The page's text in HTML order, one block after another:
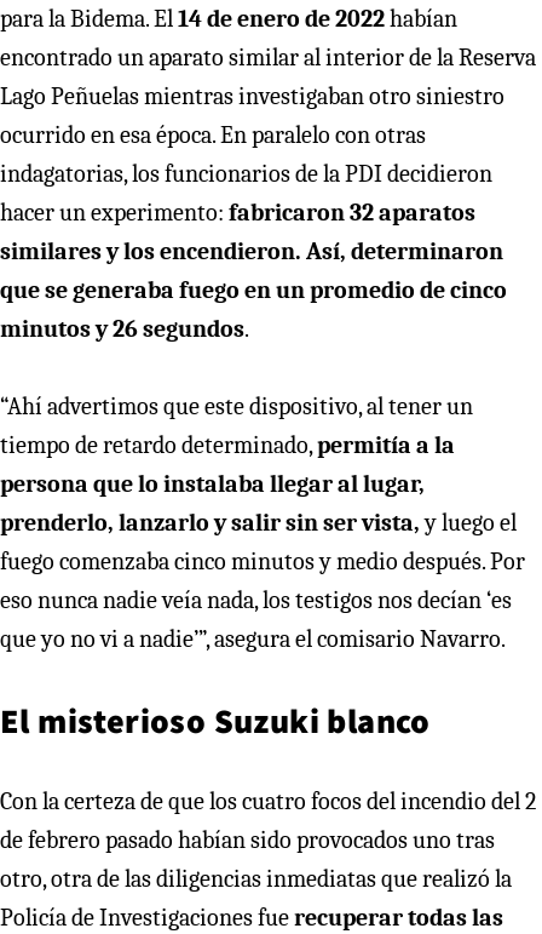
para la Bidema. El14 de enero de 2022habían
encontrado un aparato similar al interior de la Reserva
Lago Peñuelas mientras investigaban otro siniestro
ocurrido en esa época. En paralelo con otras
indagatorias, los funcionarios de la PDI decidieron
hacer un experimento: fabricaron 32 aparatos
similares y los encendieron. Así, determinaron
que se generaba fuego en un promedio de cinco
minutos y 26 segundos.
“Ahí advertimos que este dispositivo, al tener un
tiempo de retardo determinado,permitía a la
persona que lo instalaba llegar al lugar,
prenderlo, lanzarlo y salir sin ser vista,y luego el
fuego comenzaba cinco minutos y medio después. Por
eso nunca nadie veía nada, los testigos nos decían ‘es
que yo no vi a nadie’”, asegura el comisario Navarro.
El misterioso Suzuki blanco
Con la certeza de que los cuatro focos del incendio del 2
de febrero pasado habían sido provocados uno tras
otro, otra de las diligencias inmediatas que realizó la
Policía de Investigaciones fuerecuperar todas las